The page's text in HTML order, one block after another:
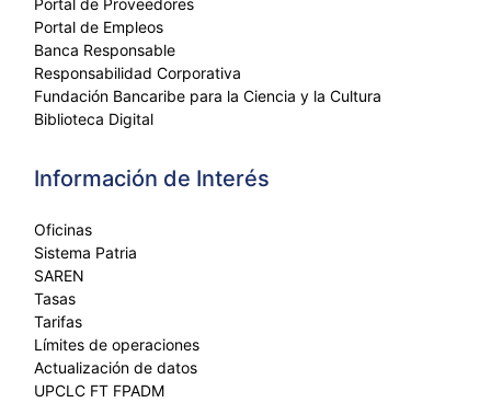
Portal de Proveedores
Portal de Empleos
Banca Responsable
Responsabilidad Corporativa
Fundación Bancaribe para la Ciencia y la Cultura
Biblioteca Digital
Información de Interés
Oficinas
Sistema Patria
SAREN
Tasas
Tarifas
Límites de operaciones
Actualización de datos
UPCLC FT FPADM